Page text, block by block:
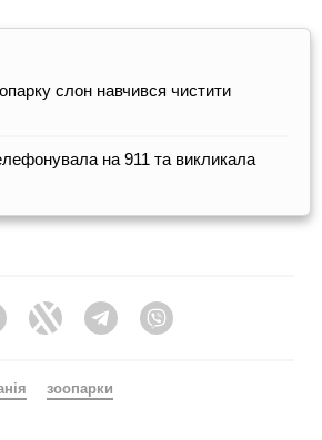
слон навчився чистити
на 911 та викликала
FacebookTwitter Telegram
зоопарки